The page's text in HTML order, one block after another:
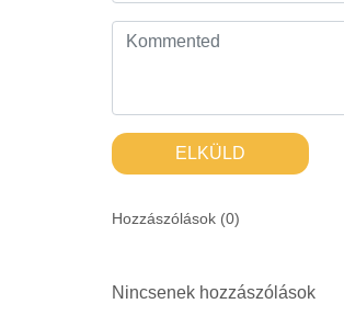
ELKÜLD
Hozzászólások (0)
Nincsenek hozzászólások